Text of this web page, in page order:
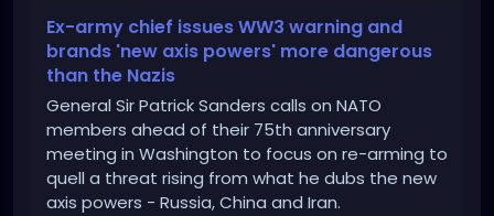
Ex-army chief issues WW3 warning and
brands 'new axis powers' more dangerous
than the Nazis
General Sir Patrick Sanders calls on NATO
members ahead of their 75th anniversary
meeting in Washington to focus on re-arming to
quell a threat rising from what he dubs the new
axis powers - Russia, China and Iran.